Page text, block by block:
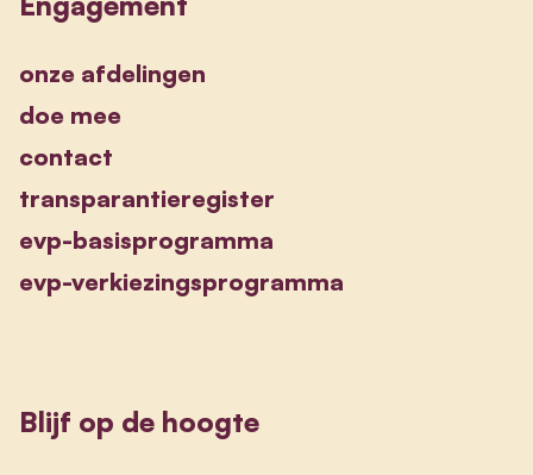
onze afdelingen
doe mee
contact
transparantieregister
evp-basisprogramma
evp-verkiezingsprogramma
Blijf op de hoogte